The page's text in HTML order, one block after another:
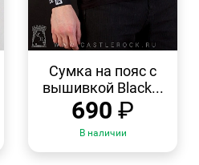
Сумка на пояс с
вышивкой Black...
690 ₽
В наличии